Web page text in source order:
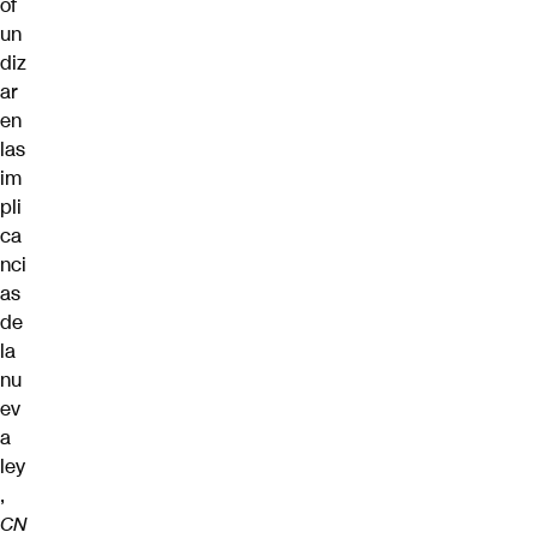
un
diz
ar
en
las
im
pli
ca
nci
as
de
la
nu
ev
a
ley
,
CN